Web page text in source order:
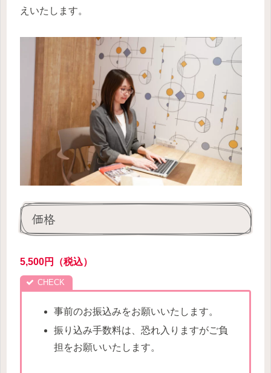
えいたします。
価格
5,500円（税込）
事前のお振込みをお願いいたします。
振り込み手数料は、恐れ入りますがご負
担をお願いいたします。